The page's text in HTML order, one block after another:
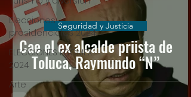
Elecciones
presidenciales 2024
ELECCIONES EDOMEX
2024
Arte
Cae el ex alcalde priista de
Toluca, Raymundo “N”
Seguridad y Justicia